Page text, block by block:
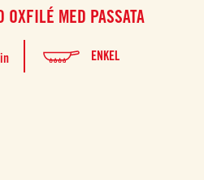
OXFILÉ MED PASSATA
ENKEL